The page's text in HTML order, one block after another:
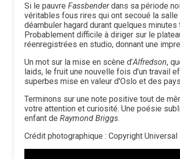
Si le pauvre Fassbenderdans sa période
véritables fous rires qui ont secoué la salle
déambuler hagard durant quelques
Probablement difficile à diriger sur le
réenregistrées en studio, donnant une
Un mot sur la mise en scène d’Alfredson,
laids, le fruit une nouvelle fois d’un travail
superbes mise en valeur d'Oslo et des
Terminons sur une note positive tout de
votre attention et curiosité. Une poésie
enfant de Raymond Briggs.
Crédit photographique : Copyright